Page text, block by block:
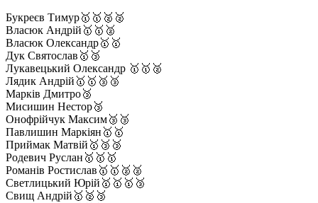
Букреєв Тимур🥇🥇🥈🥈
Власюк Андрій🥇🥇🥈
Власюк Олександр🥇🥇
Дук Святослав🥇🥉
Лукавецький Олександр 🥇🥇🥈
Лядик Андрій🥇🥇🥉🥉
Марків Дмитро🥉
Мисишин Нестор🥉
Онофрійчук Максим🥉🥉
Павлишин Маркіян🥇🥇
Приймак Матвій🥇🥉🥉
Родевич Руслан🥇🥇🥇
Романів Ростислав🥇🥇🥈🥈
Светлицький Юрій🥇🥇🥇🥉
Свищ Андрій🥇🥈🥉